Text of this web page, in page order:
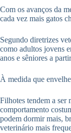
Com os avanços da
cada vez mais gatos
Segundo diretrizes
como adultos jovens
anos e sêniores a
À medida que
Filhotes tendem a ser
comportamento
podem dormir mais,
veterinário mais